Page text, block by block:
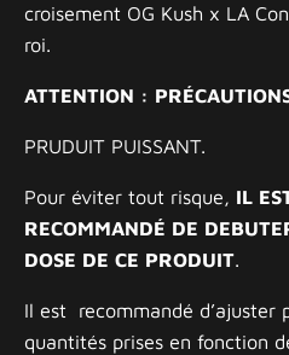
croisement OG Kush x LA
roi.
ATTENTION :
PRUDUIT PUISSANT.
Pour éviter tout risque, IL
RECOMMANDÉ DE
DOSE DE CE PRODUIT.
Il est recommandé d’ajuster
quantités prises en fonction